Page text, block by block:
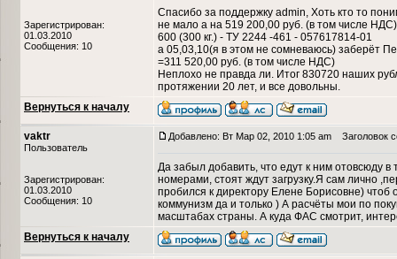
Зарегистрирован:
01.03.2010
Сообщения: 10
Спасибо за поддержку admin, Хоть кто то
не мало а на 519 200,00 руб. (в том числе
600 (300 кг.) - ТУ 2244 -461 - 057617814-01
а 05,03,10(я в этом не сомневаюсь) заберёт
=311 520,00 руб. (в том числе НДС)
Неплохо не правда ли. Итог 830720 наших
протяжении 20 лет, и все довольны.
Вернуться к началу
vaktr
Пользователь
Зарегистрирован:
01.03.2010
Сообщения: 10
Добавлено: Вт Мар 02, 2010 1:05 am Заголовок
Да забыл добавить, что едут к ним отовсюду
номерами, стоят ждут загрузку.Я сам лично
пробился к директору Елене Борисовне) чтоб
коммунизм да и только ) А расчёты мои по
масштабах страны. А куда ФАС смотрит,
Вернуться к началу